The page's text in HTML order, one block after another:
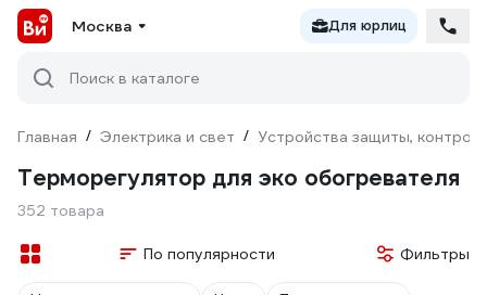
Москва Для юрлиц
Поиск в каталоге
Главная / Электрика и свет / Устройства защиты,
Терморегулятор для эко обогревателя
352 товара
По популярности Фильтры